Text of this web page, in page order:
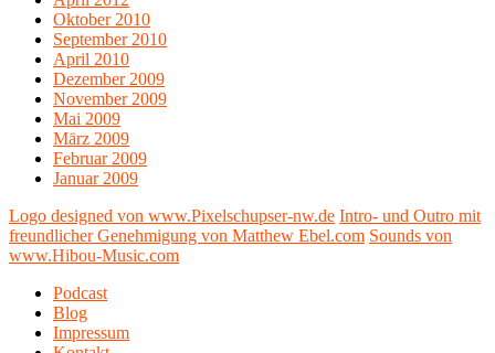
Oktober 2010
September 2010
April 2010
Dezember 2009
November 2009
Mai 2009
März 2009
Februar 2009
Januar 2009
Logo designed von www.Pixelschupser-nw.de Intro- und Outro mit
freundlicher Genehmigung von Matthew Ebel.com Sounds von
www.Hibou-Music.com
Podcast
Blog
Impressum